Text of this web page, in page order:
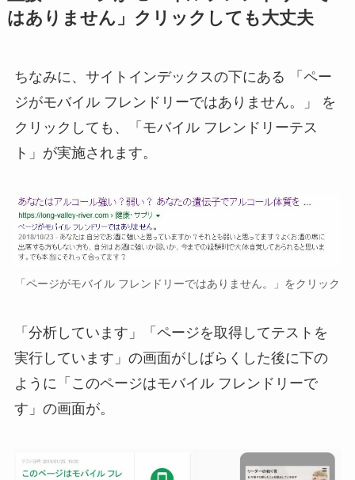
はありません」クリックしても大丈夫
ちなみに、サイトインデックスの下にある 「ペー
ジがモバイル フレンドリーではありません。」 を
クリックしても、「モバイル フレンドリーテス
ト」が実施されます。
「ページがモバイル フレンドリーではありません。」をクリック
「分析しています」「ページを取得してテストを
実行しています」の画面がしばらくした後に下の
ように「このページはモバイル フレンドリーで
す」の画面が。